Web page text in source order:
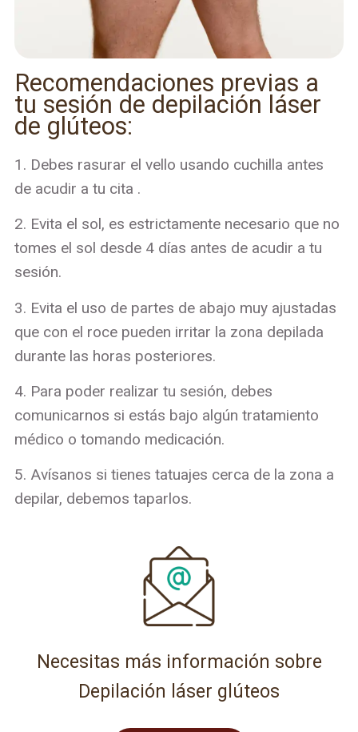
Recomendaciones previas a
tu sesión de depilación láser
de glúteos:
1. Debes rasurar el vello usando cuchilla antes
de acudir a tu cita .
2. Evita el sol, es estrictamente necesario que no
tomes el sol desde 4 días antes de acudir a tu
sesión.
3. Evita el uso de partes de abajo muy ajustadas
que con el roce pueden irritar la zona depilada
durante las horas posteriores.
4. Para poder realizar tu sesión, debes
comunicarnos si estás bajo algún tratamiento
médico o tomando medicación.
5. Avísanos si tienes tatuajes cerca de la zona a
depilar, debemos taparlos.
Necesitas más información sobre
Depilación láser glúteos